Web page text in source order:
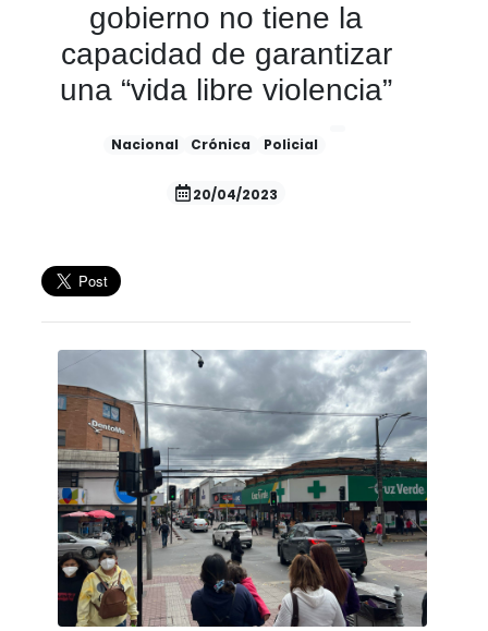
gobierno no tiene la
capacidad de garantizar
una “vida libre violencia”
Nacional Crónica Policial
20/04/2023